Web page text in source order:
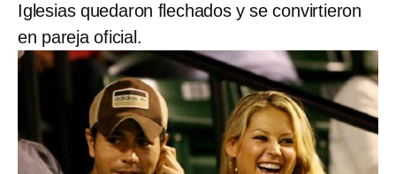
Iglesias quedaron flechados y se convirtieron
en pareja oficial.